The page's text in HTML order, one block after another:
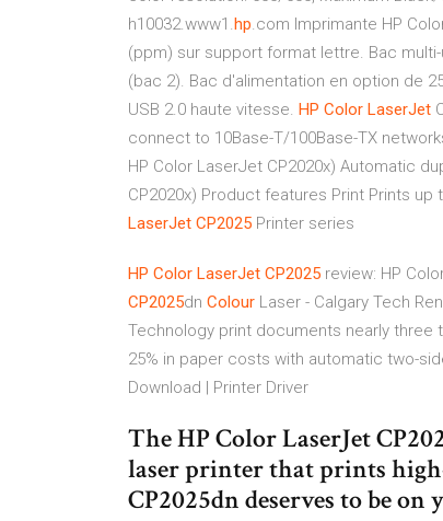
h10032.www1.hp.com Imprimante HP
(ppm) sur support format lettre. Bac
(bac 2). Bac d'alimentation en option de
USB 2.0 haute vitesse. HP Color LaserJet
connect to 10Base-T/100Base-TX
HP Color LaserJet CP2020x) Automatic
CP2020x) Product features Print Prints
LaserJet CP2025 Printer series
HP Color LaserJet CP2025 review: HP
CP2025dn Colour Laser - Calgary Tech
Technology print documents nearly three
25% in paper costs with automatic two-
Download | Printer Driver
The HP Color LaserJet
laser printer that prints
CP2025dn deserves to be